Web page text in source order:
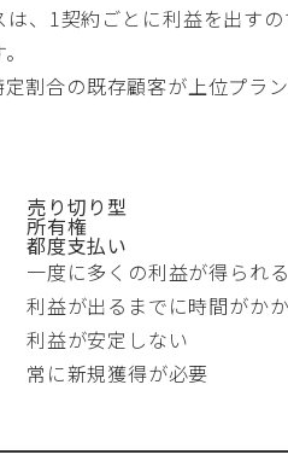
、1契約ごとに利益を出すの
定割合の既存顧客が上位プラ
売り切り型
所有権
都度支払い
一度に多くの利益が得られる
利益が出るまでに時間がか
利益が安定しない
常に新規獲得が必要